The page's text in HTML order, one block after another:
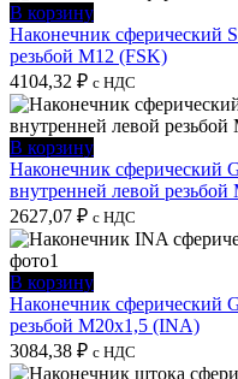
В корзину
Наконечник сферический
резьбой M12 (FSK)
4104,32 ₽ с НДС
В корзину
Наконечник сферический
внутренней левой
2627,07 ₽ с НДС
В корзину
Наконечник сферический
резьбой M20x1,5 (INA)
3084,38 ₽ с НДС